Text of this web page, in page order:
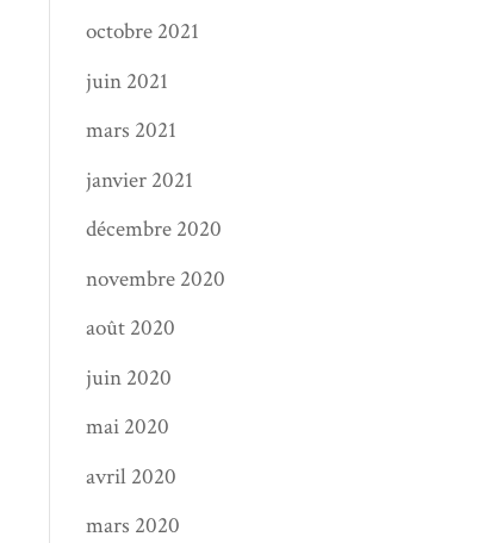
octobre 2021
juin 2021
mars 2021
janvier 2021
décembre 2020
novembre 2020
août 2020
juin 2020
mai 2020
avril 2020
mars 2020